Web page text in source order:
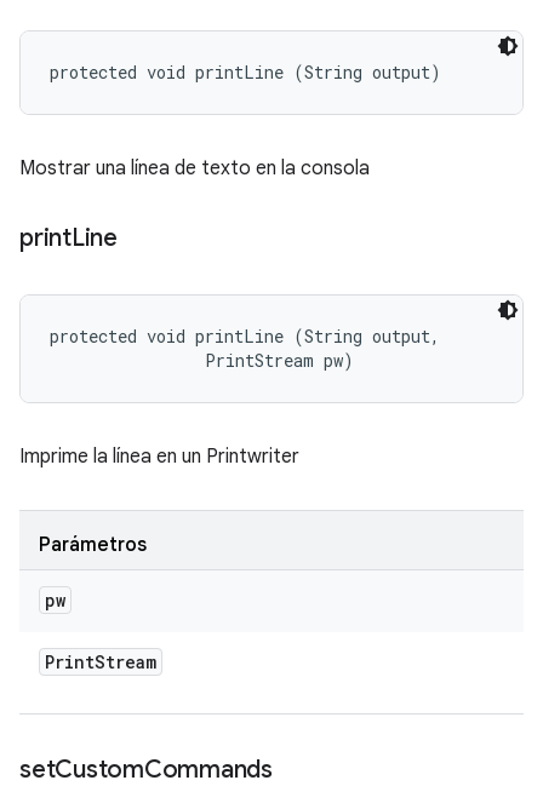
protected void printLine (String output)
Mostrar una línea de texto en la consola
printLine
protected void printLine (String output,
                PrintStream pw)
Imprime la línea en un Printwriter
Parámetros
pw
PrintStream
setCustomCommands